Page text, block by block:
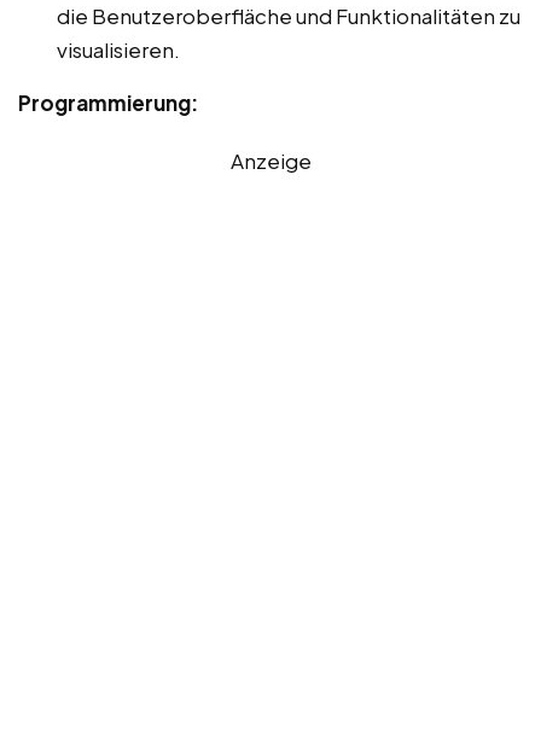
die Benutzeroberfläche und Funktionalitäten zu
visualisieren.
Programmierung:
Anzeige